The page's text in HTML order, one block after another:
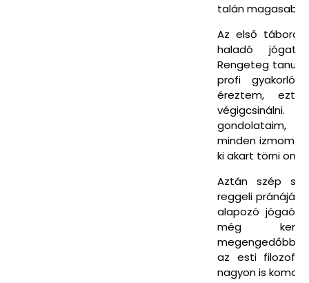
talán
Az első
haladó
Rengeteg
profi gyakorló
éreztem, ezt
gondolataim,
minden izmom
ki akart törni
Aztán szép
reggeli
alapozó
még
megengedőbb –
az esti
nagyon is